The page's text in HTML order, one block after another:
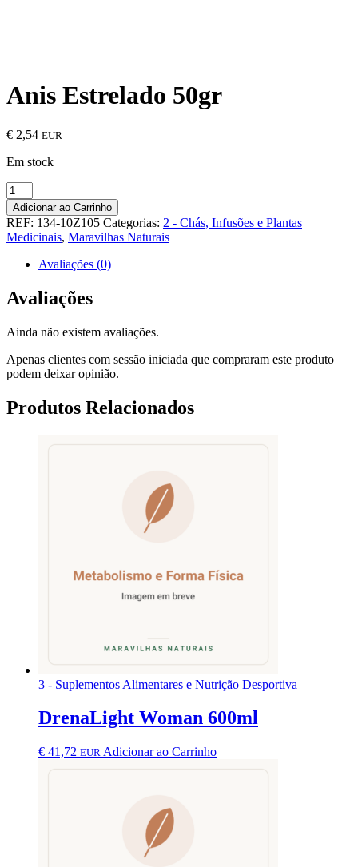
Anis Estrelado 50gr
€ 2,54 EUR
Em stock
Quantidade
de
Anis
Estrelado
50gr
Adicionar ao Carrinho
REF: 134-10Z105 Categorias: 2 - Chás, Infusões e Plantas
Medicinais, Maravilhas Naturais
Avaliações (0)
Avaliações
Ainda não existem avaliações.
Apenas clientes com sessão iniciada que compraram este produto
podem deixar opinião.
Produtos Relacionados
3 - Suplementos Alimentares e Nutrição Desportiva
DrenaLight Woman 600ml
€ 41,72 EUR Adicionar ao Carrinho